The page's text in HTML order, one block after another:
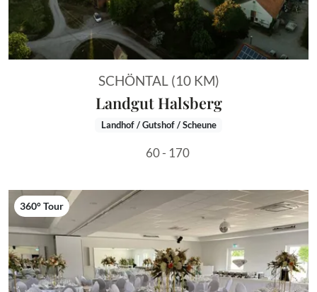
SCHÖNTAL (10 KM)
Landgut Halsberg
Landhof / Gutshof / Scheune
60 - 170
360° Tour